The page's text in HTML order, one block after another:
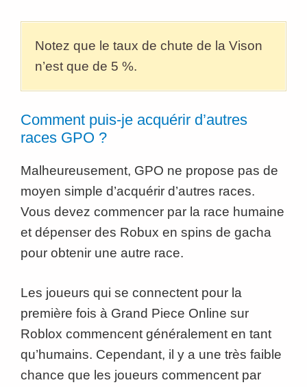
Notez que le taux de chute de la Vison
n’est que de 5 %.
Comment puis-je acquérir d’autres
races GPO ?
Malheureusement, GPO ne propose pas de
moyen simple d’acquérir d’autres races.
Vous devez commencer par la race humaine
et dépenser des Robux en spins de gacha
pour obtenir une autre race.
Les joueurs qui se connectent pour la
première fois à Grand Piece Online sur
Roblox commencent généralement en tant
qu’humains. Cependant, il y a une très faible
chance que les joueurs commencent par